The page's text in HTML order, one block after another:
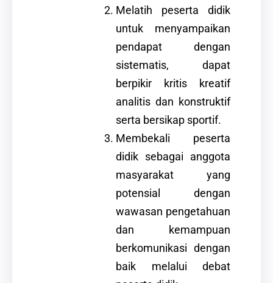
Melatih peserta didik
untuk menyampaikan
pendapat dengan
sistematis, dapat
berpikir kritis kreatif
analitis dan konstruktif
serta bersikap sportif.
Membekali peserta
didik sebagai anggota
masyarakat yang
potensial dengan
wawasan pengetahuan
dan kemampuan
berkomunikasi dengan
baik melalui debat